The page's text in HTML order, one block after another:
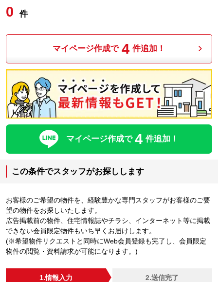
0 件
マイページ作成で 4 件追加！
マイページ作成で 4 件追加！
この条件でスタッフがお探しします
お客様のご希望の物件を、経験豊かな専門スタッフがお客様のご要
望の物件をお探しいたします。
広告掲載前の物件、住宅情報誌やチラシ、インターネット等に掲載
できない会員限定物件もいち早くお届けします。
(※希望物件リクエストと同時にWeb会員登録も完了し、会員限定
物件の閲覧・資料請求が可能になります。)
1.情報入力 2.送信完了